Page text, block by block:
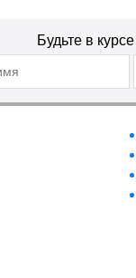
Будьте в